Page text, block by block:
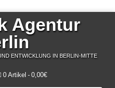
Agentur
ENTWICKLUNG IN BERLIN-MITTE
0 Artikel 0,00€